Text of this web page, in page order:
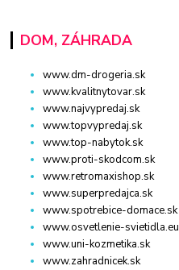
DOM, ZÁHRADA
www.dm-drogeria.sk
www.kvalitnytovar.sk
www.najvypredaj.sk
www.topvypredaj.sk
www.top-nabytok.sk
www.proti-skodcom.sk
www.retromaxishop.sk
www.superpredajca.sk
www.spotrebice-domace.sk
www.osvetlenie-svietidla.eu
www.uni-kozmetika.sk
www.zahradnicek.sk